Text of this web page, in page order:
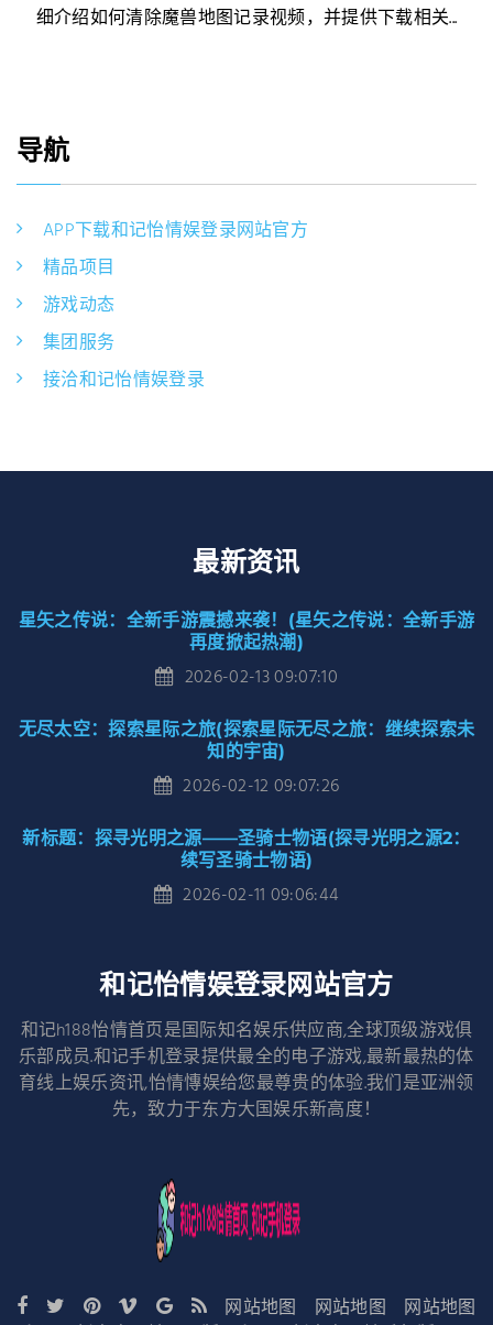
细介绍如何清除魔兽地图记录视频，并提供下载相关...
导航
APP下载和记怡情娱登录网站官方
精品项目
游戏动态
集团服务
接洽和记怡情娱登录
最新资讯
星矢之传说：全新手游震撼来袭！(星矢之传说：全新手游
再度掀起热潮)
2026-02-13 09:07:10
无尽太空：探索星际之旅(探索星际无尽之旅：继续探索未
知的宇宙)
2026-02-12 09:07:26
新标题：探寻光明之源——圣骑士物语(探寻光明之源2：
续写圣骑士物语)
2026-02-11 09:06:44
和记怡情娱登录网站官方
和记h188怡情首页是国际知名娱乐供应商,全球顶级游戏俱
乐部成员.和记手机登录提供最全的电子游戏,最新最热的体
育线上娱乐资讯,怡情慱娱给您最尊贵的体验.我们是亚洲领
先，致力于东方大国娱乐新高度！
网站地图 网站地图
网站地图